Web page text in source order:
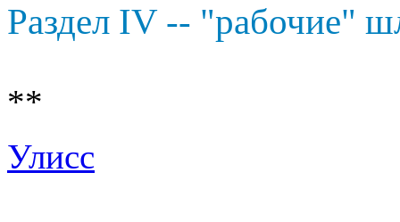
Раздел IV -- "рабочие"
**
Улисс